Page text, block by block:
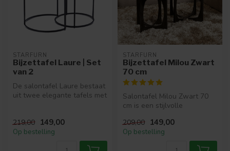
STARFURN
Bijzettafel Laure | Set
van 2
De salontafel Laure bestaat
uit twee elegante tafels met
219,00 149,00
Op bestelling
STARFURN
Bijzettafel Milou Zwart
70 cm
Salontafel Milou Zwart 70
cm is een stijlvolle
De ...
209,00 149,00
Op bestelling